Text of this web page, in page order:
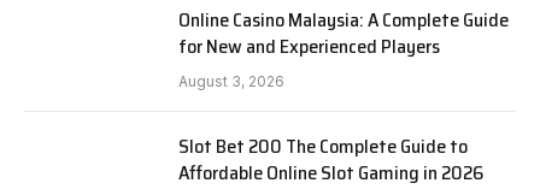
Online Casino Malaysia: A Complete Guide
for New and Experienced Players
August 3, 2026
Slot Bet 200 The Complete Guide to
Affordable Online Slot Gaming in 2026